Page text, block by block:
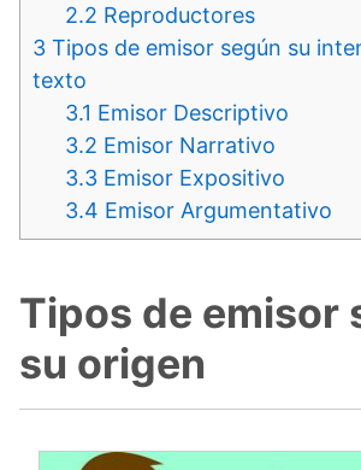
2.2 Reproductores
3 Tipos de emisor según su
texto
3.1 Emisor Descriptivo
3.2 Emisor Narrativo
3.3 Emisor Expositivo
3.4 Emisor Argumentativo
Tipos de emisor
su origen